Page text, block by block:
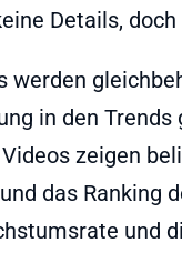
Details,
werden
in den
zeigen
das Ranking
und